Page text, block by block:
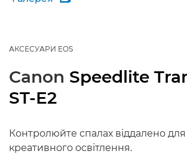
АКСЕСУАРИ EOS
Canon Speedlite
ST-E2
Контролюйте спалах віддалено
креативного освітлення.